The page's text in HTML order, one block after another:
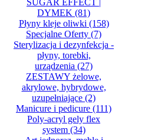
SUGAR EFFECT |
DYMEK (81)
Płyny kleje oliwki (158)
Specjalne Oferty (7)
Sterylizacja i dezynfekcja -
płyny, torebki,
urządzenia (27)
ZESTAWY żelowe,
akrylowe, hybrydowe,
uzupełniające (2)
Manicure i pedicure (111)
Poly-acryl gely flex
system(34)